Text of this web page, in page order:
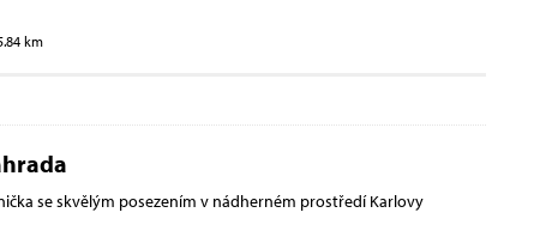
km
se skvělým posezením v nádherném prostředí Karlovy